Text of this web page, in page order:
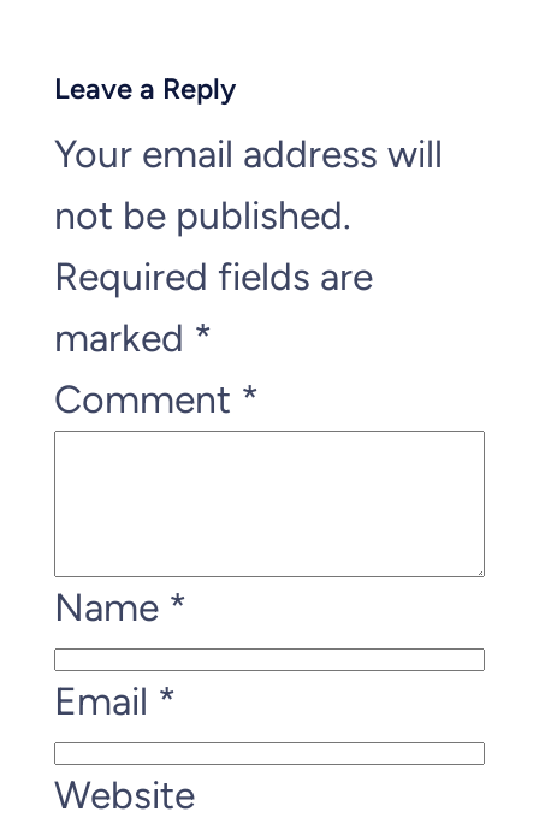
Leave a Reply
Your email address will
not be published.
Required fields are
marked *
Comment *
Name *
Email *
Website